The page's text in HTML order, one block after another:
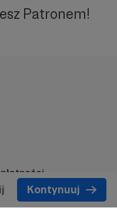
Kontynuuj
Patronem!